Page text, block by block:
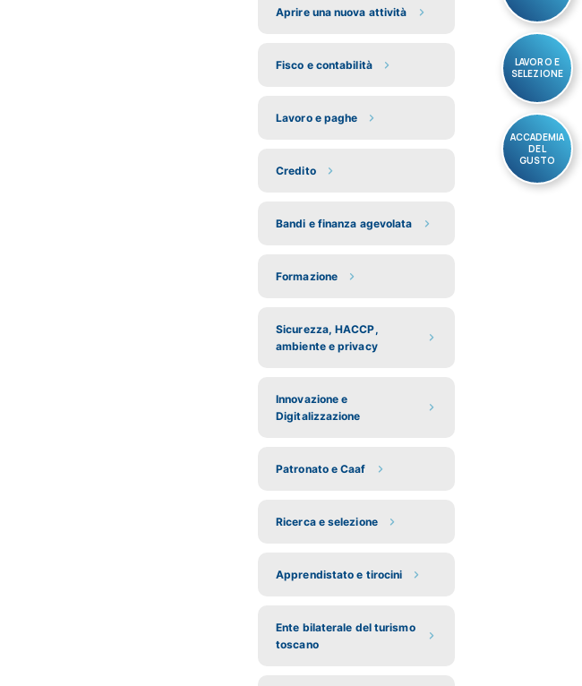
LAVORO E
SELEZIONE
ACCADEMIA
DEL
GUSTO
Aprire una nuova attività
Fisco e contabilità
Lavoro e paghe
Credito
Bandi e finanza agevolata
Formazione
Sicurezza, HACCP,
ambiente e privacy
Innovazione e
Digitalizzazione
Patronato e Caaf
Ricerca e selezione
Apprendistato e tirocini
Ente bilaterale del turismo
toscano